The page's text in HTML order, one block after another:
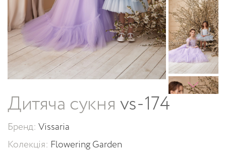
Дитяча сукня vs-174
Бренд: Vissaria
Колекція: Flowering Garden